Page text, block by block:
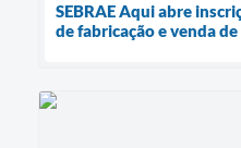
SEBRAE Aqui abre
de fabricação e venda